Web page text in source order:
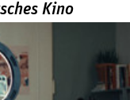
Kino